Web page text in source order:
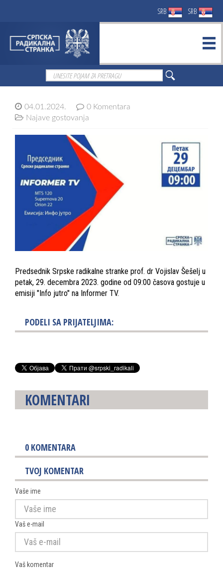
SRB SRB
04.01.2024.
0 Komentara
Najave gostovanja
Predsednik Srpske radikalne stranke prof. dr Vojislav Šešelj u
petak, 29. decembra 2023. godine od 09:00 časova gostuje u
emisiji "Info jutro" na Informer TV.
PODELI SA PRIJATELJIMA:
KOMENTARI
0 KOMENTARA
TVOJ KOMENTAR
Vaše ime
Vaš e-mail
Vaš komentar